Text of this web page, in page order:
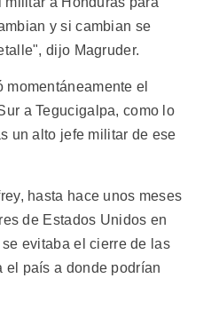
y si cambian se
dijo Magruder.
momentáneamente el
a Tegucigalpa, como lo
un alto jefe militar de ese
hasta hace unos meses
de Estados Unidos en
evitaba el cierre de las
el país a donde podrían